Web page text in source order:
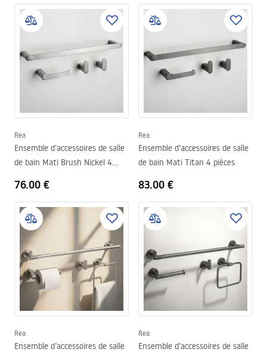
Rea
Ensemble d’accessoires de salle
de bain Mati Brush Nickel 4
76.00 €
Rea
Ensemble d’accessoires de salle
de bain Mati Titan 4 pièces
83.00 €
Rea
Ensemble d’accessoires de salle
Rea
Ensemble d’accessoires de salle